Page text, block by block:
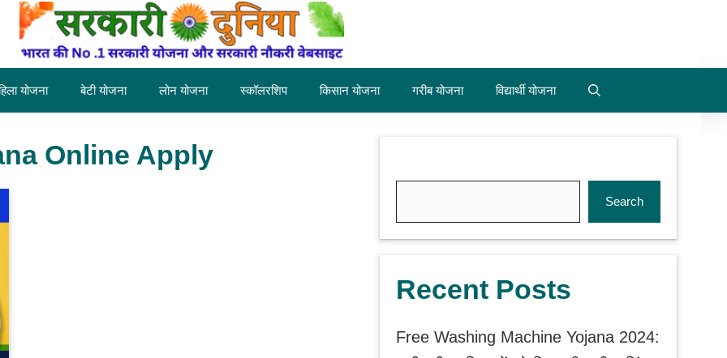
योजना बेटी योजना लोन योजना स्कॉलरशिप किसान योजना गरीब योजना विद्यार्थी योजना
Online Apply
Search
Recent Posts
Free Washing Machine Yojana 2024: